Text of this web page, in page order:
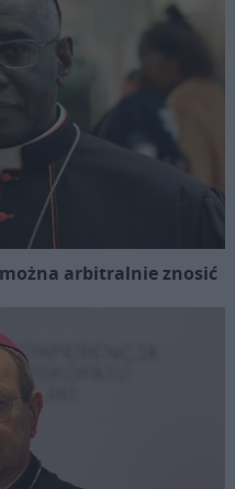
arbitralnie znosić